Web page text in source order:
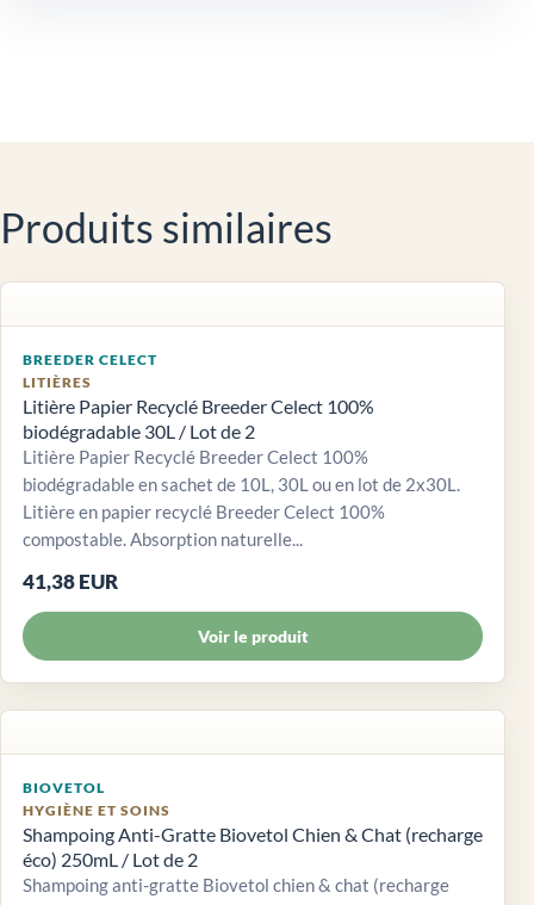
Produits similaires
BREEDER CELECT
LITIÈRES
Litière Papier Recyclé Breeder Celect 100%
biodégradable 30L / Lot de 2
Litière Papier Recyclé Breeder Celect 100%
biodégradable en sachet de 10L, 30L ou en lot de 2x30L.
Litière en papier recyclé Breeder Celect 100%
compostable. Absorption naturelle...
41,38 EUR
Voir le produit
BIOVETOL
HYGIÈNE ET SOINS
Shampoing Anti-Gratte Biovetol Chien & Chat (recharge
éco) 250mL / Lot de 2
Shampoing anti-gratte Biovetol chien & chat (recharge